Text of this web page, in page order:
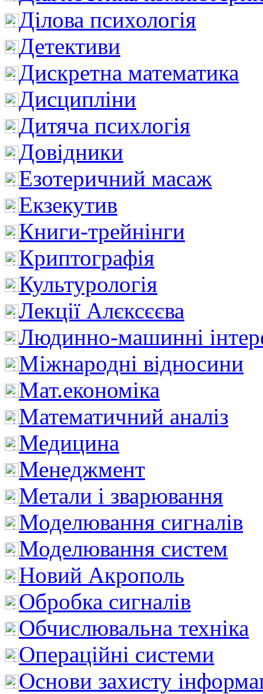
Ділова психологія
Детективи
Дискретна математика
Дисципліни
Дитяча психлогія
Довідники
Езотеричний масаж
Екзекутив
Книги-трейнінги
Криптографія
Культурологія
Лекції Алєксєєва
Людинно-машинні
Міжнародні відносини
Мат.економіка
Математичний аналіз
Медицина
Менеджмент
Метали і зварювання
Моделювання сигналів
Моделювання систем
Новий Акрополь
Обробка сигналів
Обчислювальна техніка
Операційні системи
Основи захисту